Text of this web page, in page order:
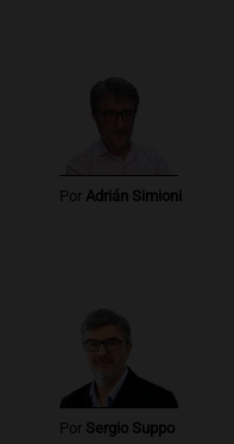
Por Adrián Simioni
Por Sergio Suppo